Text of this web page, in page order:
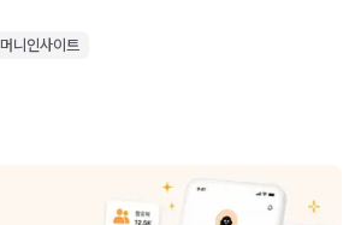
머니인사이트